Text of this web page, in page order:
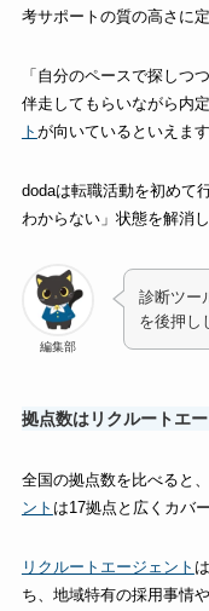
考サポートの質の高さに
「自分のペースで探しつ
伴走してもらいながら内
ト が向いているといえます
dodaは転職活動を初めて
わからない」状態を解消
編集部
診断ツー
を後押し
拠点数はリクルートエ
全国の拠点数を比べると、
ント は17拠点と広くカバ
リクルートエージェント
ち、地域特有の採用事情